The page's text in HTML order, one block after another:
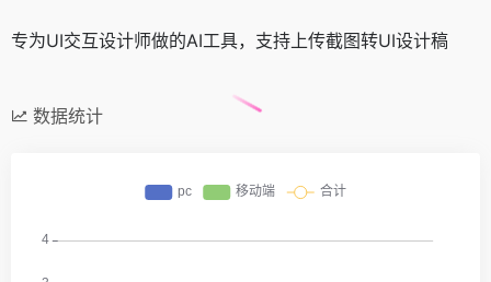
专为UI交互设计师做的AI工具，支持上传截图转UI设计稿
数据统计